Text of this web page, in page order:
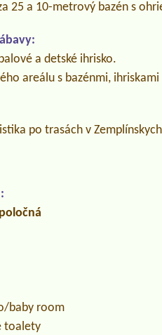
25 a 10-metrový bazén s
a detské ihrisko.
areálu s bazénmi,
po trasách v
baby room
toalety